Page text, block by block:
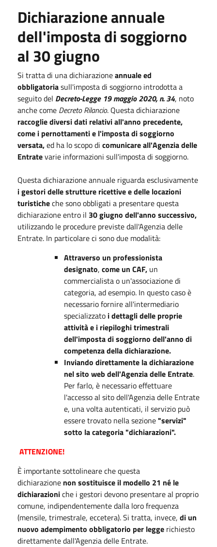
Dichiarazione annuale
dell'imposta di soggiorno
al 30 giugno
Si tratta di una dichiarazioneannuale ed
obbligatoriasull'imposta di soggiorno introdotta a
seguito del Decreto-Legge 19 maggio 2020, n. 34, noto
anche come Decreto Rilancio. Questa dichiarazione
raccoglie diversi dati relativi all'anno precedente,
come i pernottamenti e l'imposta di soggiorno
versata,ed ha lo scopo di comunicare all'Agenzia delle
Entratevarie informazioni sull'imposta di soggiorno.
Questa dichiarazione annuale riguarda esclusivamente
i gestori delle strutture ricettive e delle locazioni
turisticheche sono obbligati a presentare questa
dichiarazione entro il 30 giugno dell'anno successivo,
utilizzando le procedure previste dall'Agenzia delle
Entrate. In particolare ci sono due modalità:
Attraverso un professionista
designato, come un CAF, un
commercialista o un'associazione di
categoria, ad esempio. In questo caso è
necessario fornire all'intermediario
specializzato i dettagli delle proprie
attività e i riepiloghi trimestrali
dell'imposta di soggiorno dell'anno di
competenza della dichiarazione.
Inviando direttamente la dichiarazione
nel sito web dell'Agenzia delle Entrate.
Per farlo, è necessario effettuare
l'accesso al sito dell'Agenzia delle Entrate
e, una volta autenticati, il servizio può
essere trovato nella sezione"servizi"
sotto la categoria "dichiarazioni".
ATTENZIONE!
È importante sottolineare che questa
dichiarazione non sostituisce il modello 21 né le
dichiarazioniche i gestori devono presentare al proprio
comune, indipendentemente dalla loro frequenza
(mensile, trimestrale, eccetera). Si tratta, invece, di un
nuovo adempimento obbligatorio per legge richiesto
direttamente dall'Agenzia delle Entrate.